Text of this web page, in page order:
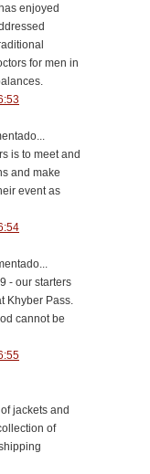
enjoyed
for men in
is to meet and
and make
event as
- our starters
Khyber Pass.
cannot be
jackets and
of